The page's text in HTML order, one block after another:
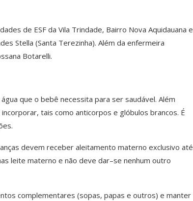
de ESF da Vila Trindade, Bairro Nova Aquidauana e
Stella (Santa Terezinha). Além da enfermeira
Botarelli.
que o bebê necessita para ser saudável. Além
tais como anticorpos e glóbulos brancos. É
devem receber aleitamento materno exclusivo até
leite materno e não deve dar–se nenhum outro
complementares (sopas, papas e outros) e manter